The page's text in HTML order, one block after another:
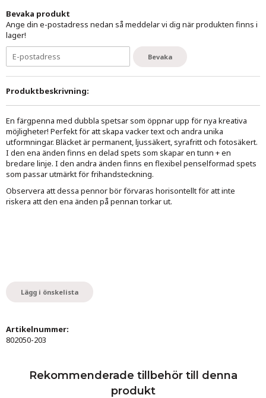
Bevaka produkt
Ange din e-postadress nedan så meddelar vi dig när produkten finns i
lager!
Bevaka
Produktbeskrivning:
En färgpenna med dubbla spetsar som öppnar upp för nya kreativa
möjligheter! Perfekt för att skapa vacker text och andra unika
utformningar. Bläcket är permanent, ljussäkert, syrafritt och fotosäkert.
I den ena änden finns en delad spets som skapar en tunn + en
bredare linje. I den andra änden finns en flexibel penselformad spets
som passar utmärkt för frihandsteckning.
Observera att dessa pennor bör förvaras horisontellt för att inte
riskera att den ena änden på pennan torkar ut.
Lägg i önskelista
Artikelnummer:
802050-203
Rekommenderade tillbehör till denna
produkt